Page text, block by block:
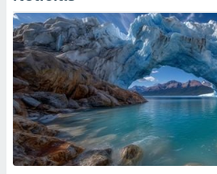
momento
en
en
en